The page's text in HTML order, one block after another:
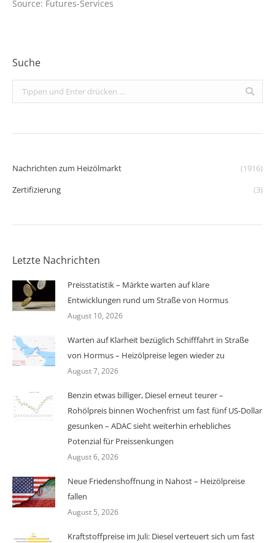
Source: Futures-Services
Suche
Search:
Nachrichten zum Heizölmarkt
(1916)
Zertifizierung
(3)
Letzte Nachrichten
Preisstatistik – Märkte warten auf klare
Entwicklungen rund um Straße von Hormus
August 10, 2026
Warten auf Klarheit bezüglich Schifffahrt in Straße
von Hormus – Heizölpreise legen wieder zu
August 7, 2026
Benzin etwas billiger, Diesel erneut teurer –
Rohölpreis binnen Wochenfrist um fast fünf US-Dollar
gesunken – ADAC sieht weiterhin erhebliches
Potenzial für Preissenkungen
August 6, 2026
Neue Friedenshoffnung in Nahost – Heizölpreise
fallen
August 5, 2026
Kraftstoffpreise im Juli: Diesel verteuert sich um fast